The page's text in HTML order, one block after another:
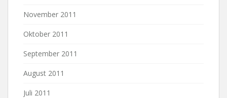
November 2011
Oktober 2011
September 2011
August 2011
Juli 2011